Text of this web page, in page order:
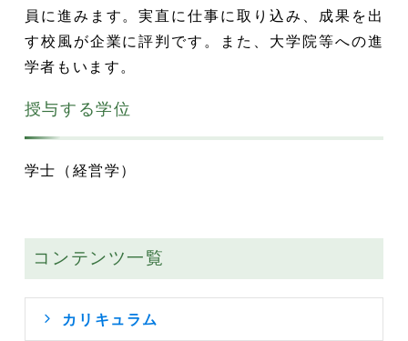
員に進みます。実直に仕事に取り込み、成果を出
す校風が企業に評判です。また、大学院等への進
学者もいます。
授与する学位
学士（経営学）
コンテンツ一覧
カリキュラム